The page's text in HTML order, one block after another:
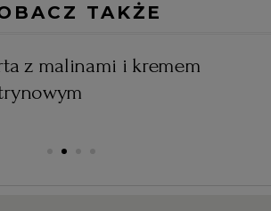
TAKŻE
z malinami i kremem